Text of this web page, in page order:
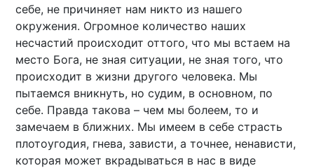
себе, не причиняет нам никто из нашего
окружения. Огромное количество наших
несчастий происходит оттого, что мы встаем на
место Бога, не зная ситуации, не зная того, что
происходит в жизни другого человека. Мы
пытаемся вникнуть, но судим, в основном, по
себе. Правда такова – чем мы болеем, то и
замечаем в ближних. Мы имеем в себе страсть
плотоугодия, гнева, зависти, а точнее, ненависти,
которая может вкрадываться в нас в виде